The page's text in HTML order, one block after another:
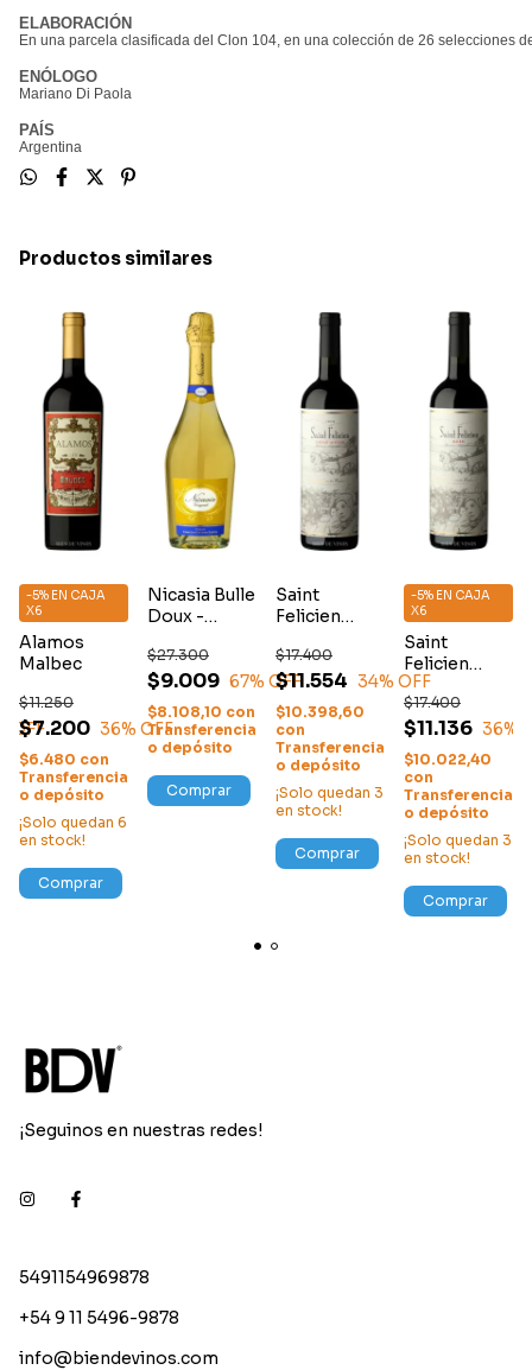
ELABORACIÓN
En una parcela clasificada del Clon 104, en una colección de 26 selecciones
ENÓLOGO
Mariano Di Paola
PAÍS
Argentina
Productos similares
OFF
Alamos
Malbec
$7.200
$11.250
36% OFF
-5% EN CAJA
X6
$6.480 con
Transferencia
o depósito
¡Solo quedan 6
en stock!
Comprar
Nicasia Bulle
Doux -
$9.009
$27.300
67% OFF
$8.108,10 con
Transferencia
o depósito
Comprar
Saint
Felicien
Sauvignon
$11.554
$17.400
34% OFF
$10.398,60
con
Transferencia
o depósito
¡Solo quedan 3
en stock!
Comprar
Saint
Felicien
Malbec
$11.136
$17.400
36%
-5% EN CAJA
X6
$10.022,40
con
Transferencia
o depósito
¡Solo quedan 3
en stock!
Comprar
¡Seguinos en nuestras redes!
5491154969878
+54 9 11 5496-9878
info@biendevinos.com